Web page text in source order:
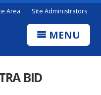
Area Site Administrators
MENU
BID